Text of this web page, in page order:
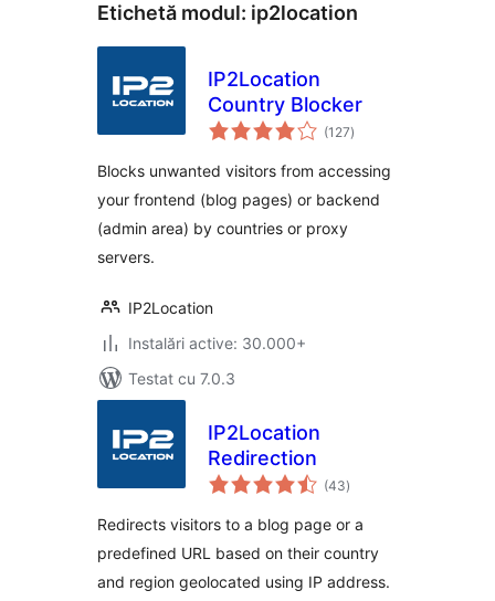
Etichetă modul: ip2location
IP2Location
Country Blocker
(127total
aprecieri
)
Blocks unwanted visitors from accessing
your frontend (blog pages) or backend
(admin area) by countries or proxy
servers.
IP2Location
Instalări active: 30.000+
Testat cu 7.0.3
IP2Location
Redirection
(43total
aprecieri
)
Redirects visitors to a blog page or a
predefined URL based on their country
and region geolocated using IP address.